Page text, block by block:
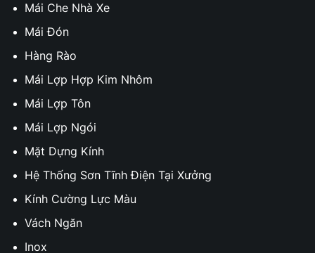
Mái Che Nhà Xe
Mái Đón
Hàng Rào
Mái Lợp Hợp Kim Nhôm
Mái Lợp Tôn
Mái Lợp Ngói
Mặt Dựng Kính
Hệ Thống Sơn Tĩnh Điện Tại Xưởng
Kính Cường Lực Màu
Vách Ngăn
Inox